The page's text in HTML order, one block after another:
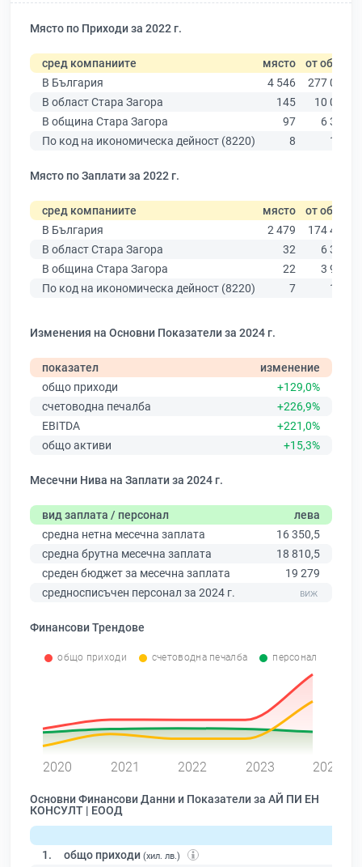
Място по Приходи за 2022 г.
сред компаниите място от общо
В България
4 546
277 019
В област Стара Загора
145
10 079
В община Стара Загора
97
6 309
По код на икономическа дейност (8220)
8 153
Място по Заплати за 2022 г.
сред компаниите място от общо
В България
2 479
174 403
В област Стара Загора
32
6 394
В община Стара Загора
22
3 960
По код на икономическа дейност (8220)
7 116
Изменения на Основни Показатели за 2024 г.
показател
изменение
общо приходи
+129,0%
счетоводна печалба
+226,9%
EBITDA
+221,0%
общо активи
+15,3%
Месечни Нива на Заплати за 2024 г.
вид заплата / персонал
лева
средна нетна месечна заплата
16 350,5
средна брутна месечна заплата
18 810,5
среден бюджет за месечна заплата
19 279
средносписъчен персонал за 2024 г.
Финансови Трендове
общо приходи счетоводна печалба персонал
2020 2021 2022 2023 2024
Основни Финансови Данни и Показатели за АЙ ПИ ЕН
КОНСУЛТ | ЕООД
1. общо приходи (хил. лв.)